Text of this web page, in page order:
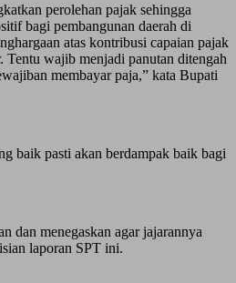
perolehan pajak sehingga
bagi pembangunan daerah di
atas kontribusi capaian pajak
Tentu wajib menjadi panutan ditengah
membayar paja,” kata Bupati
baik pasti akan berdampak baik bagi
dan menegaskan agar jajarannya
laporan SPT ini.